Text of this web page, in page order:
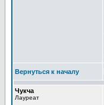
Вернуться к началу
Чукча
Лауреат